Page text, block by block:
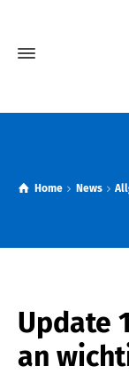
Home News
Update
an